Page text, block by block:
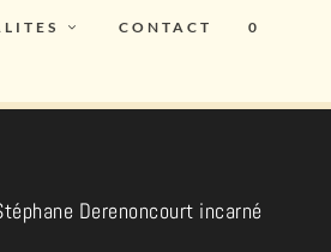
CONTACT 0
Derenoncourt incarné